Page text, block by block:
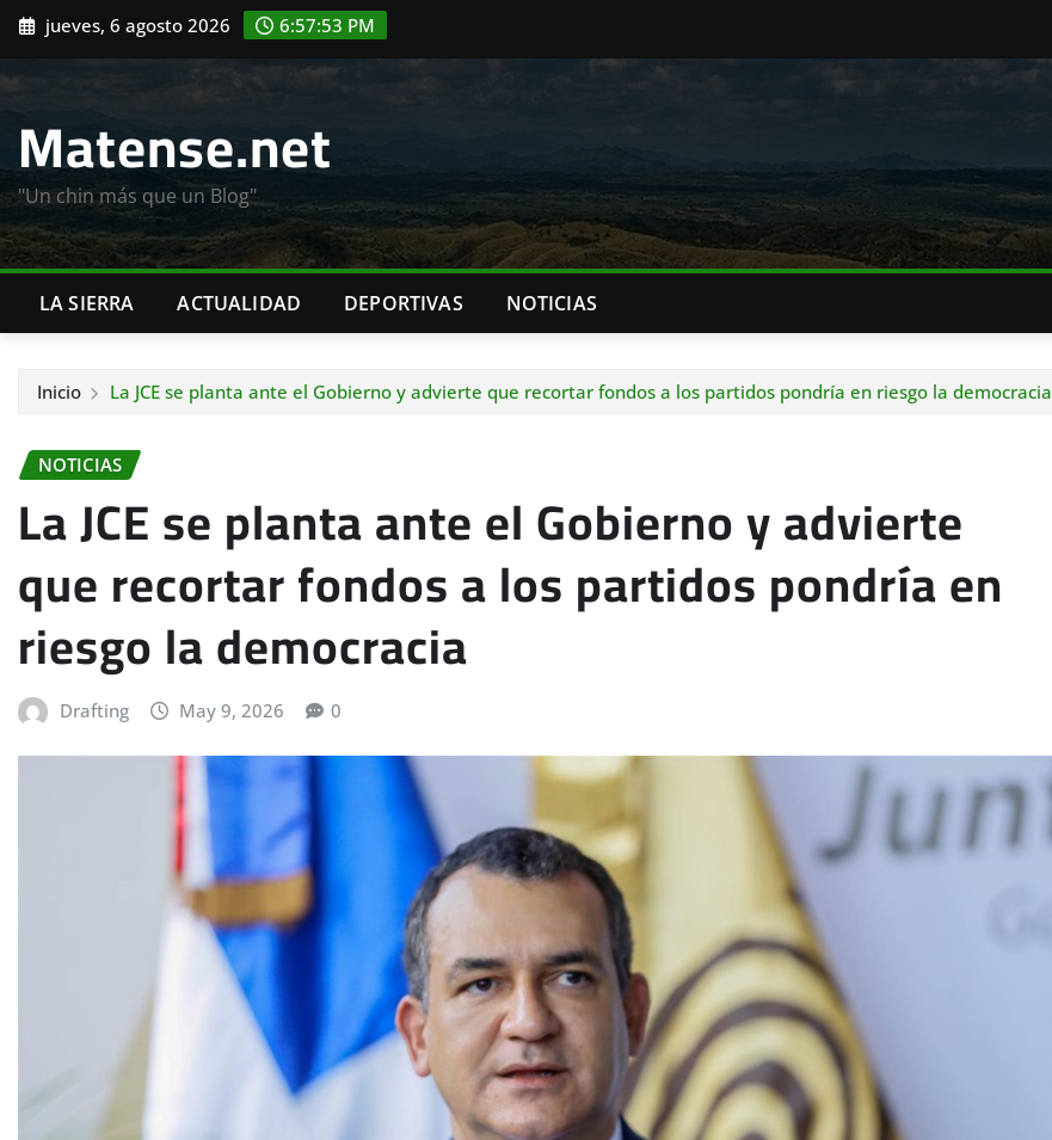
Saltar
contenido
jueves, 6 agosto 2026 6:57:54 PM
Matense.net
"Un chin más que un Blog"
LA SIERRA ACTUALIDAD DEPORTIVAS NOTICIAS
Inicio La JCE se planta ante el Gobierno y advierte que recortar fondos a los partidos pondría en riesgo la democracia
NOTICIAS
La JCE se planta ante el Gobierno y advierte
que recortar fondos a los partidos pondría en
riesgo la democracia
Drafting May 9, 2026 0